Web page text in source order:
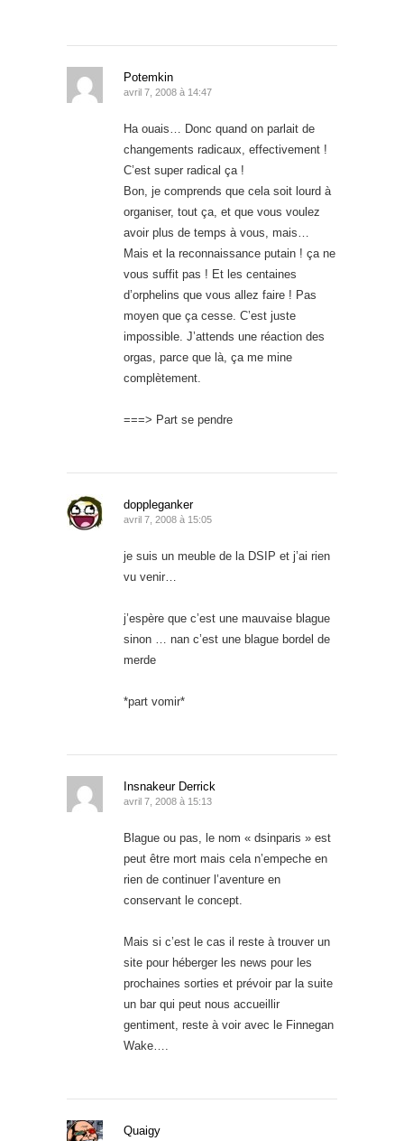
Potemkin
avril 7, 2008 à 14:47
Ha ouais… Donc quand on parlait de
changements radicaux, effectivement !
C’est super radical ça !
Bon, je comprends que cela soit lourd à
organiser, tout ça, et que vous voulez
avoir plus de temps à vous, mais…
Mais et la reconnaissance putain ! ça ne
vous suffit pas ! Et les centaines
d’orphelins que vous allez faire ! Pas
moyen que ça cesse. C’est juste
impossible. J’attends une réaction des
orgas, parce que là, ça me mine
complètement.
===> Part se pendre
doppleganker
avril 7, 2008 à 15:05
je suis un meuble de la DSIP et j’ai rien
vu venir…
j’espère que c’est une mauvaise blague
sinon … nan c’est une blague bordel de
merde
*part vomir*
Insnakeur Derrick
avril 7, 2008 à 15:13
Blague ou pas, le nom « dsinparis » est
peut être mort mais cela n’empeche en
rien de continuer l’aventure en
conservant le concept.
Mais si c’est le cas il reste à trouver un
site pour héberger les news pour les
prochaines sorties et prévoir par la suite
un bar qui peut nous accueillir
gentiment, reste à voir avec le Finnegan
Wake….
Quaigy